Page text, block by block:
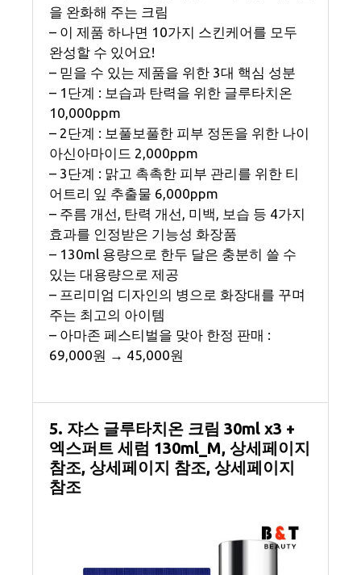
을 완화해 주는 크림
– 이 제품 하나면 10가지 스킨케어를 모두
완성할 수 있어요!
– 믿을 수 있는 제품을 위한 3대 핵심 성분
– 1단계 : 보습과 탄력을 위한 글루타치온
10,000ppm
– 2단계 : 보풀보풀한 피부 정돈을 위한 나이
아신아마이드 2,000ppm
– 3단계 : 맑고 촉촉한 피부 관리를 위한 티
어트리 잎 추출물 6,000ppm
– 주름 개선, 탄력 개선, 미백, 보습 등 4가지
효과를 인정받은 기능성 화장품
– 130ml 용량으로 한두 달은 충분히 쓸 수
있는 대용량으로 제공
– 프리미엄 디자인의 병으로 화장대를 꾸며
주는 최고의 아이템
– 아마존 페스티벌을 맞아 한정 판매 :
69,000원 → 45,000원
5. 쟈스 글루타치온 크림 30ml x3 +
엑스퍼트 세럼 130ml_M, 상세페이지
참조, 상세페이지 참조, 상세페이지
참조